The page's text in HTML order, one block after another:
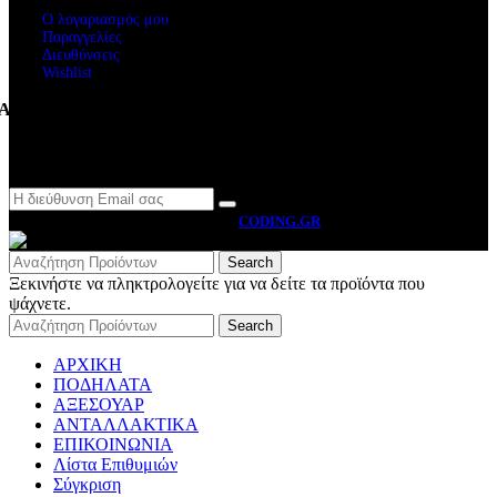
Ο λογαριασμός μου
Παραγγελίες
Διευθύνσεις
Wishlist
μας
CODING.GR
Search
Ξεκινήστε να πληκτρολογείτε για να δείτε τα προϊόντα που
ψάχνετε.
Search
ΑΡΧΙΚΗ
ΠΟΔΗΛΑΤΑ
ΑΞΕΣΟΥΑΡ
ΑΝΤΑΛΛΑΚΤΙΚΑ
ΕΠΙΚΟΙΝΩΝΙΑ
Λίστα Επιθυμιών
Σύγκριση